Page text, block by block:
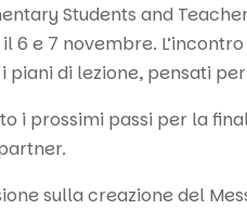
Students and
6 e 7 novembre.
di lezione, pensati
i prossimi passi per la
sulla creazione del